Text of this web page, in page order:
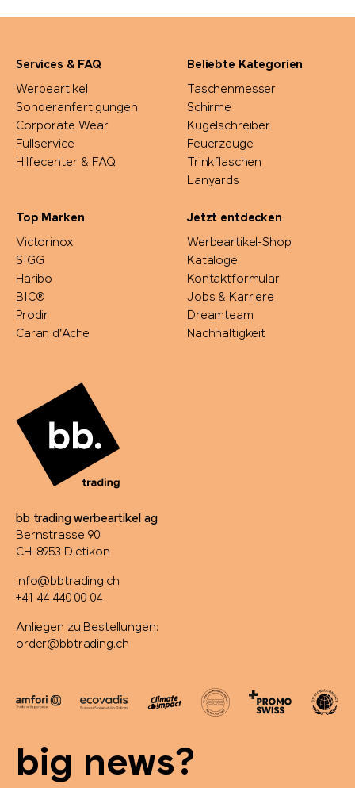
Services & FAQ
Werbeartikel
Sonderanfertigungen
Corporate Wear
Fullservice
Hilfecenter & FAQ
Beliebte Kategorien
Taschenmesser
Schirme
Kugelschreiber
Feuerzeuge
Trinkflaschen
Lanyards
Top Marken
Victorinox
SIGG
Haribo
BIC®
Prodir
Caran d'Ache
Jetzt entdecken
Werbeartikel-Shop
Kataloge
Kontaktformular
Jobs & Karriere
Dreamteam
Nachhaltigkeit
bb trading werbeartikel ag
Bernstrasse 90
CH-8953 Dietikon
info@bbtrading.ch
+41 44 440 00 04
Anliegen zu Bestellungen:
order@bbtrading.ch
big news?